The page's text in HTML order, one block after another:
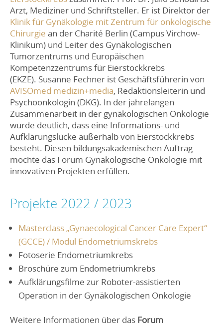
Arzt, Mediziner und Schriftsteller. Er ist Direktor der
Klinik für Gynäkologie mit Zentrum für onkologische
Chirurgie an der Charité Berlin (Campus Virchow-
Klinikum) und Leiter des Gynäkologischen
Tumorzentrums und Europäischen
Kompetenzzentrums für Eierstockkrebs
(EKZE). Susanne Fechner ist Geschäftsführerin von
AVISOmed medizin+media, Redaktionsleiterin und
Psychoonkologin (DKG). In der jahrelangen
Zusammenarbeit in der gynäkologischen Onkologie
wurde deutlich, dass eine Informations- und
Aufklärungslücke außerhalb von Eierstockkrebs
besteht. Diesen bildungsakademischen Auftrag
möchte das Forum Gynäkologische Onkologie mit
innovativen Projekten erfüllen.
Projekte 2022 / 2023
Masterclass „Gynaecological Cancer Care Expert“
(GCCE) / Modul Endometriumskrebs
Fotoserie Endometriumkrebs
Broschüre zum Endometriumkrebs
Aufklärungsfilme zur Roboter-assistierten
Operation in der Gynäkologischen Onkologie
Weitere Informationen über das Forum